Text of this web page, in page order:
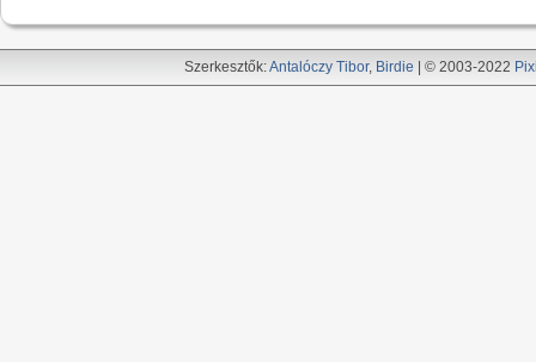
Szerkesztők:Antalóczy Tibor, Birdie | © 2003-2022